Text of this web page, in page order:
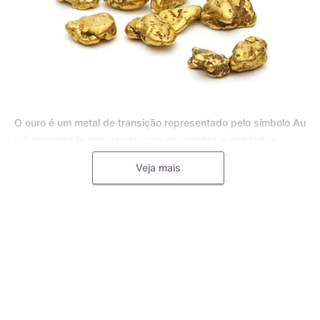
Veja mais
O ouro é um metal de transição representado pelo símbolo Au
aluviais, bem como em pequenas inclusões em rochas
metamórficas e minerais, como o quartzo. Para joias, o ouro